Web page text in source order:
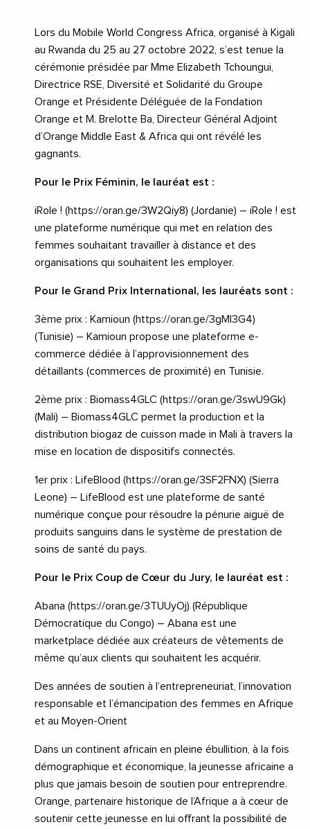
Lors du Mobile World Congress Africa, organisé à Kigali
au Rwanda du 25 au 27 octobre 2022, s’est tenue la
cérémonie présidée par Mme Elizabeth Tchoungui,
Directrice RSE, Diversité et Solidarité du Groupe
Orange et Présidente Déléguée de la Fondation
Orange et M. Brelotte Ba, Directeur Général Adjoint
d’Orange Middle East & Africa qui ont révélé les
gagnants.
Pour le Prix Féminin, le lauréat est :
iRole ! (https://oran.ge/3W2Qiy8) (Jordanie) – iRole ! est
une plateforme numérique qui met en relation des
femmes souhaitant travailler à distance et des
organisations qui souhaitent les employer.
Pour le Grand Prix International, les lauréats sont :
3ème prix : Kamioun (https://oran.ge/3gMI3G4)
(Tunisie) – Kamioun propose une plateforme e-
commerce dédiée à l’approvisionnement des
détaillants (commerces de proximité) en Tunisie.
2ème prix : Biomass4GLC (https://oran.ge/3swU9Gk)
(Mali) – Biomass4GLC permet la production et la
distribution biogaz de cuisson made in Mali à travers la
mise en location de dispositifs connectés.
1er prix : LifeBlood (https://oran.ge/3SF2FNX) (Sierra
Leone) – LifeBlood est une plateforme de santé
numérique conçue pour résoudre la pénurie aiguë de
produits sanguins dans le système de prestation de
soins de santé du pays.
Pour le Prix Coup de Cœur du Jury, le lauréat est :
Abana (https://oran.ge/3TUUyOj) (République
Démocratique du Congo) – Abana est une
marketplace dédiée aux créateurs de vêtements de
même qu’aux clients qui souhaitent les acquérir.
Des années de soutien à l’entrepreneuriat, l’innovation
responsable et l’émancipation des femmes en Afrique
et au Moyen-Orient
Dans un continent africain en pleine ébullition, à la fois
démographique et économique, la jeunesse africaine a
plus que jamais besoin de soutien pour entreprendre.
Orange, partenaire historique de l’Afrique a à cœur de
soutenir cette jeunesse en lui offrant la possibilité de